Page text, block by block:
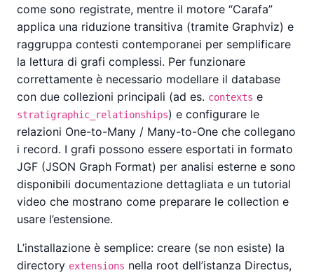
come sono registrate, mentre il motore “Carafa”
applica una riduzione transitiva (tramite Graphviz) e
raggruppa contesti contemporanei per semplificare
la lettura di grafi complessi. Per funzionare
correttamente è necessario modellare il database
con due collezioni principali (ad es. contexts e
stratigraphic_relationships) e configurare le
relazioni One-to-Many / Many-to-One che collegano
i record. I grafi possono essere esportati in formato
JGF (JSON Graph Format) per analisi esterne e sono
disponibili documentazione dettagliata e un tutorial
video che mostrano come preparare le collection e
usare l’estensione.
L’installazione è semplice: creare (se non esiste) la
directory extensions nella root dell’istanza Directus,